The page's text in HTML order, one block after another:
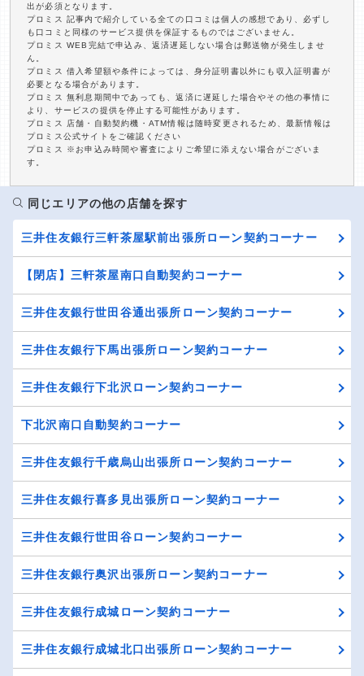
出が必須となります。
プロミス 記事内で紹介している全ての口コミは個人の感想であり、必ずし
も口コミと同様のサービス提供を保証するものではございません。
プロミス WEB完結で申込み、返済遅延しない場合は郵送物が発生しませ
ん。
プロミス 借入希望額や条件によっては、身分証明書以外にも収入証明書が
必要となる場合があります。
プロミス 無利息期間中であっても、返済に遅延した場合やその他の事情に
より、サービスの提供を停止する可能性があります。
プロミス 店舗・自動契約機・ATM情報は随時変更されるため、最新情報は
プロミス公式サイトをご確認ください
プロミス ※お申込み時間や審査によりご希望に添えない場合がございま
す。
同じエリアの他の店舗を探す
三井住友銀行三軒茶屋駅前出張所ローン契約コーナー
【閉店】三軒茶屋南口自動契約コーナー
三井住友銀行世田谷通出張所ローン契約コーナー
三井住友銀行下馬出張所ローン契約コーナー
三井住友銀行下北沢ローン契約コーナー
下北沢南口自動契約コーナー
三井住友銀行千歳烏山出張所ローン契約コーナー
三井住友銀行喜多見出張所ローン契約コーナー
三井住友銀行世田谷ローン契約コーナー
三井住友銀行奥沢出張所ローン契約コーナー
三井住友銀行成城ローン契約コーナー
三井住友銀行成城北口出張所ローン契約コーナー